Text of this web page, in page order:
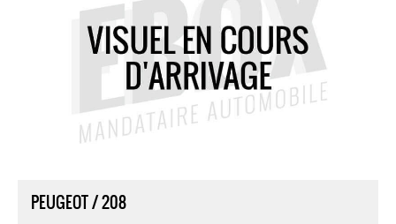
PEUGEOT / 208